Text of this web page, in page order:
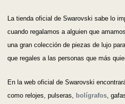
La tienda oficial de Swarovski sabe lo
cuando regalamos a alguien que
una gran colección de piezas de lujo
que regales a las personas que más
En la web oficial de Swarovski
como relojes, pulseras,
bolígrafos ,